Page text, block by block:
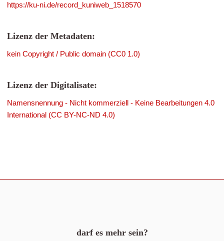
https://ku-ni.de/record_kuniweb_1518570
Lizenz der Metadaten:
kein Copyright / Public domain (CC0 1.0)
Lizenz der Digitalisate:
Namensnennung - Nicht kommerziell - Keine Bearbeitungen 4.0
International (CC BY-NC-ND 4.0)
darf es mehr sein?